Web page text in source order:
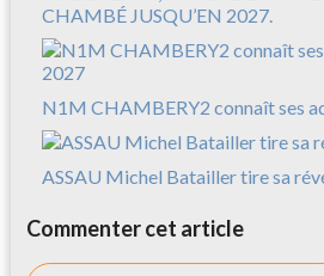
CHAMBÉ JUSQU’EN 2027.
N1M CHAMBERY2 connaît ses
ASSAU Michel Batailler tire sa
Commenter cet article